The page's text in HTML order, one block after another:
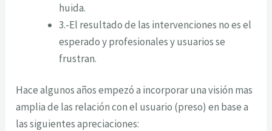
huida.
3.-El resultado de las intervenciones no es el
esperado y profesionales y usuarios se
frustran.
Hace algunos años empezó a incorporar una visión mas
amplia de las relación con el usuario (preso) en base a
las siguientes apreciaciones: